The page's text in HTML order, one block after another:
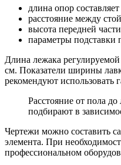
длина опор
расстояние между
высота передней
параметры
Длина лежака
см. Показатели ширины
рекомендуют использовать
Расстояние от пола
подбирают в
Чертежи можно составить
элемента. При
профессиональном